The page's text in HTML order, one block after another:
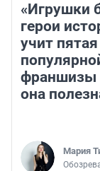
«Игрушки
герои
учит
франшизы
она
Мария